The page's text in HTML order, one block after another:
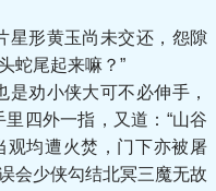
形黄玉尚未交还，怨隙
蛇尾起来嘛？”
劝小侠大可不必伸手，
四外一指，又道：“山谷
观均遭火焚，门下亦被屠
会少侠勾结北冥三魔无故